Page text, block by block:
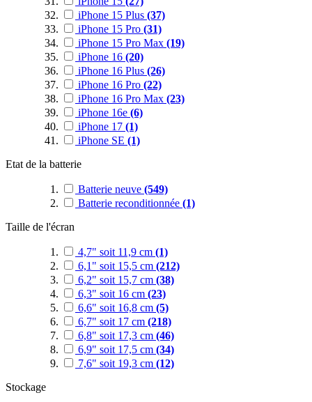
iPhone 15 Plus (37)
iPhone 15 Pro (31)
iPhone 15 Pro Max (19)
iPhone 16 (20)
iPhone 16 Plus (26)
iPhone 16 Pro (22)
iPhone 16 Pro Max (23)
iPhone 16e (6)
iPhone 17 (1)
iPhone SE (1)
Etat de la batterie
Batterie neuve (549)
Batterie reconditionnée (1)
Taille de l'écran
4,7" soit 11,9 cm (1)
6,1" soit 15,5 cm (212)
6,2" soit 15,7 cm (38)
6,3" soit 16 cm (23)
6,6" soit 16,8 cm (5)
6,7" soit 17 cm (218)
6,8" soit 17,3 cm (46)
6,9" soit 17,5 cm (34)
7,6" soit 19,3 cm (12)
Stockage